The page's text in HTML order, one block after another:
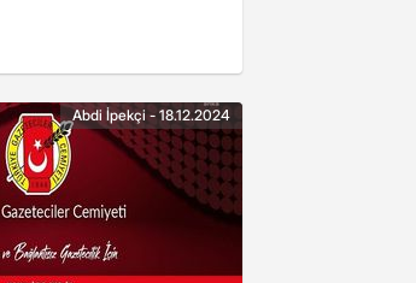
Abdi İpekçi - 18.12.2024